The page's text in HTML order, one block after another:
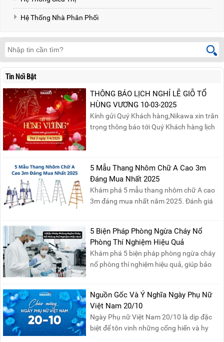
Hệ Thống Nhà Phân Phối
Tin Nổi Bật
THÔNG BÁO LỊCH NGHỈ LỄ GIỖ TỔ
HÙNG VƯƠNG 10-03-2025
Kính gửi Quý Khách hàng,Nikawa xin trân
trọng thông báo tới Quý Khách hàng lịch
07/04/2025, nhằm ngày Giỗ Tổ Hùng
Vương – dịp để tưởng nhớ công ơn dựng
nước của các Vua Hùng....
5 Mẫu Thang Nhôm Chữ A Cao 3m
Đáng Mua Nhất 2025
Khám phá 5 mẫu thang nhôm chữ A cao
3m đáng mua nhất năm 2025. Đánh giá
sản phẩm phù hợp!
5 Biện Pháp Phòng Ngừa Cháy Nổ
Phòng Thí Nghiệm Hiệu Quả
Khám phá 5 biện pháp phòng ngừa cháy
nổ phòng thí nghiệm hiệu quả, giúp bảo
sản, giảm thiểu nguy cơ cháy nổ phòng thí
nghiệm.
Nguồn Gốc Và Ý Nghĩa Ngày Phụ Nữ
Việt Nam 20/10
Ngày Phụ nữ Việt Nam 20/10 là dịp đặc
biệt để tôn vinh những cống hiến và hy